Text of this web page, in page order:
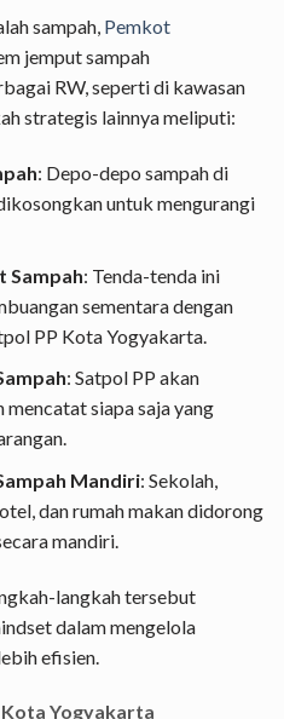
sampah, Pemkot
jemput sampah
RW, seperti di kawasan
strategis lainnya meliputi:
: Depo-depo sampah di
untuk mengurangi
Sampah: Tenda-tenda ini
sementara dengan
PP Kota Yogyakarta.
: Satpol PP akan
mencatat siapa saja yang
Mandiri: Sekolah,
dan rumah makan didorong
mandiri.
langkah tersebut
dalam mengelola
efisien.
Yogyakarta